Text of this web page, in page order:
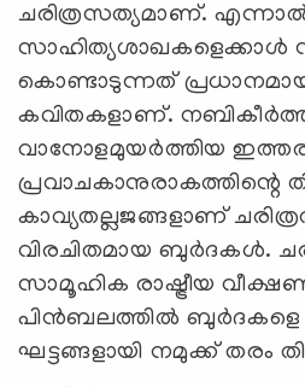
ചരിത്രസത്യമാണ്.
സാഹിത്യശാഖകളെക്കാള്‍
കൊണ്ടാടുന്നത്
കവിതകളാണ്.
വാനോളമുയര്‍ത്തിയ
പ്രവാചകാനുരാകത്തിന്റെ
കാവ്യതല്ലജങ്ങളാണ്
വിരചിതമായ ബുര്‍ദകള്‍.
സാമൂഹിക രാഷ്ട്രീയ
പിന്‍ബലത്തില്‍ ബുര്‍ദകളെ
ഘട്ടങ്ങളായി നമുക്ക് തരം